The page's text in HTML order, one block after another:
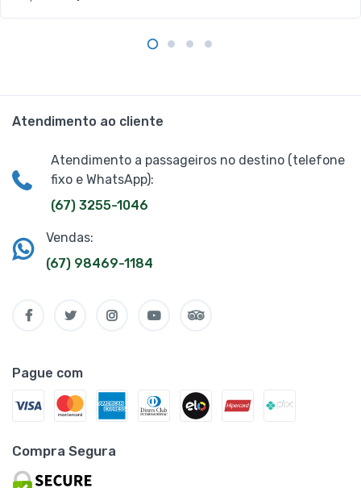
Atendimento ao cliente
Atendimento a passageiros no destino (telefone
fixo e WhatsApp):
(67) 3255-1046
Vendas:
(67) 98469-1184
Pague com
Compra Segura